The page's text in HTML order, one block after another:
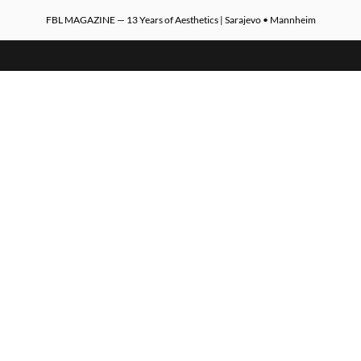
FBL MAGAZINE — 13 Years of Aesthetics | Sarajevo • Mannheim